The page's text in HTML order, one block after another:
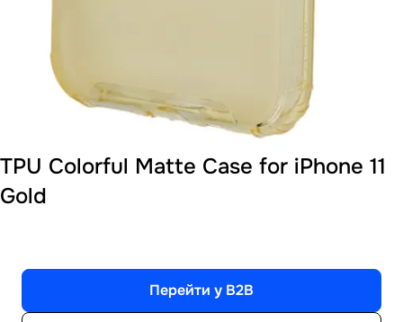
TPU Colorful Matte Case for iPhone 11
Gold
Перейти у B2B